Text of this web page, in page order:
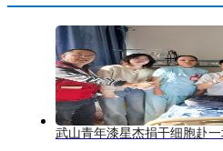
武山青年漆星杰捐干细胞赴